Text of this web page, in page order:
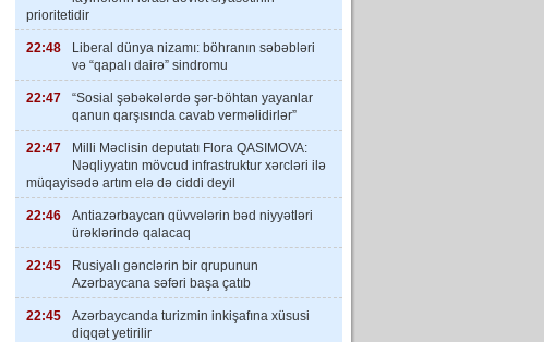
prioritetidir
22:48
Liberal dünya nizamı: böhranın səbəbləri
və “qapalı dairə” sindromu
22:47
“Sosial şəbəkələrdə şər-böhtan yayanlar
qanun qarşısında cavab verməlidirlər”
22:47
Milli Məclisin deputatı Flora QASIMOVA:
Nəqliyyatın mövcud infrastruktur xərcləri ilə
müqayisədə artım elə də ciddi deyil
22:46
Antiazərbaycan qüvvələrin bəd niyyətləri
ürəklərində qalacaq
22:45
Rusiyalı gənclərin bir qrupunun
Azərbaycana səfəri başa çatıb
22:45
Azərbaycanda turizmin inkişafına xüsusi
diqqət yetirilir